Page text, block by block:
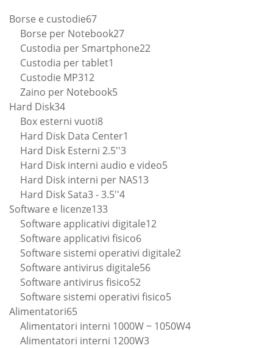
Borse e custodie6767
prodotti
Borse per Notebook2727
prodotti
Custodia per Smartphone22
Custodia per tablet1
Custodie MP312
prodotti
Zaino per Notebook55
Hard Disk3434
prodotti
Box esterni vuoti88
prodotti
Hard Disk Data Center1
Hard Disk Esterni 2.5''33
prodotti
Hard Disk interni audio e video55
Hard Disk interni per NAS1313
Hard Disk Sata3 - 3.5''44
Software e licenze133133
prodotti
Software applicativi digitale12
Software applicativi fisico66
prodotti
Software sistemi operativi digitale2
Software antivirus digitale5656
Software antivirus fisico52
prodotti
Software sistemi operativi fisico55
Alimentatori6565
prodotti
Alimentatori interni 1000W ~ 1050W44
Alimentatori interni 1200W33